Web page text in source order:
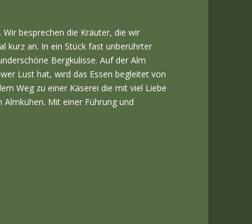
besprechen die Kräuter, die wir
kurz an. In ein Stück fast unberührter
Bergkulisse. Auf der Alm
Lust hat, wird das Essen begleitet von
Weg zu einer Käserei die mit viel Liebe
Mit einer Führung und